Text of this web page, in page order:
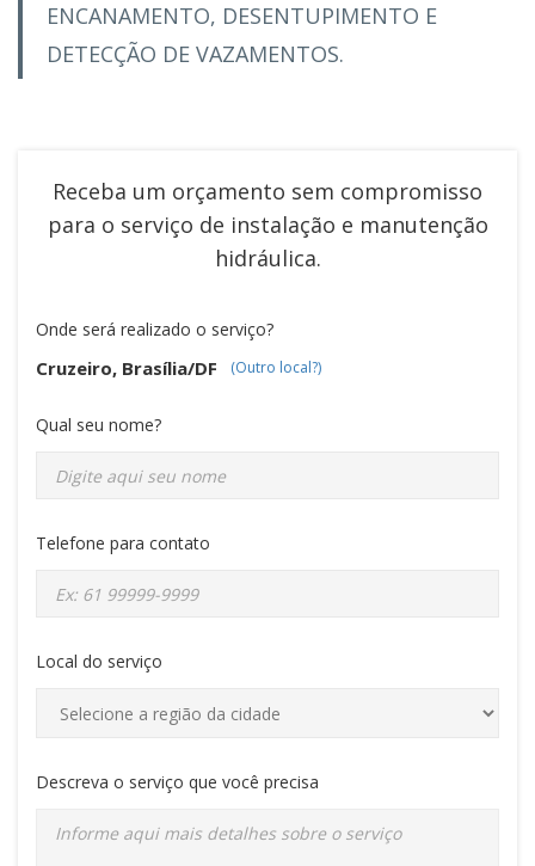
ENCANAMENTO, DESENTUPIMENTO E
DETECÇÃO DE VAZAMENTOS.
Receba um orçamento sem compromisso
para o serviço de instalação e manutenção
hidráulica.
Onde será realizado o serviço?
Cruzeiro, Brasília/DF (Outro local?)
Qual seu nome?
Telefone para contato
Local do serviço
Descreva o serviço que você precisa